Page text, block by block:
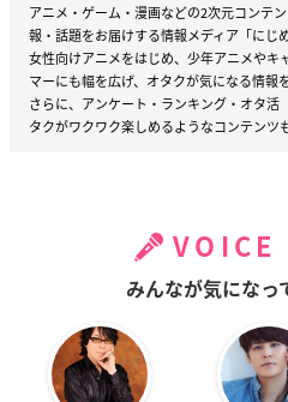
アニメ・ゲーム・漫画などの2次元コンテ
報・話題をお届けする情報メディア「にじ
女性向けアニメをはじめ、少年アニメやキ
マーにも幅を広げ、オタクが気になる情報
さらに、アンケート・ランキング・オタ活
タクがワクワク楽しめるようなコンテンツ
VOICE
みんなが気になっ